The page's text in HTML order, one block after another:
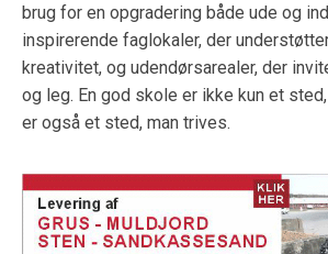
brug for en opgradering både ude og
inspirerende faglokaler, der
kreativitet, og udendørsarealer, der
og leg. En god skole er ikke kun et
er også et sted, man trives.